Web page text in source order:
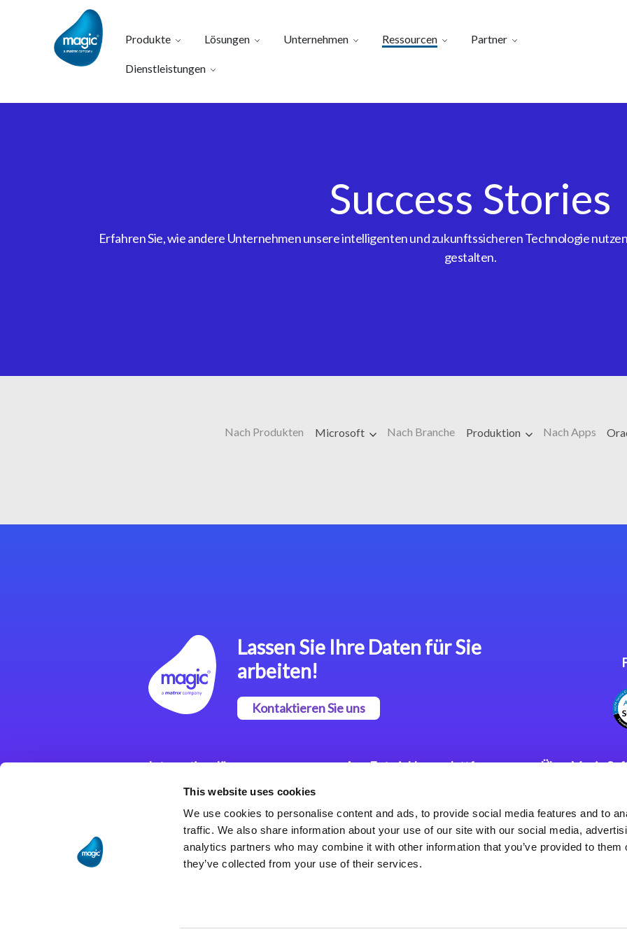
This website uses cookies
We use cookies to personalise content and ads, to provide social media features and to
traffic. We also share information about your use of our site with our social media,
analytics partners who may combine it with other information that you’ve provided to them
they’ve collected from your use of their services.
Produkte Lösungen Unternehmen Ressourcen Partner
Dienstleistungen
Success Stories
Erfahren Sie, wie andere Unternehmen unsere intelligenten und zukunftssicheren Technologie
gestalten.
Nach Produkten Microsoft Nach Branche Produktion Nach Apps
Lassen Sie Ihre Daten für Sie
arbeiten!
Kontaktieren Sie uns
Integrationslösungen
Magic xpi
Integrationsplattform
App Entwicklungsplattform
Plattform
Magic xpa Web Application
Framework
Über Magic
Karriere
Weltweite